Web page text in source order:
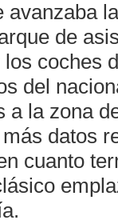
avanzaba
de
coches
del
a la zona
datos
cuanto